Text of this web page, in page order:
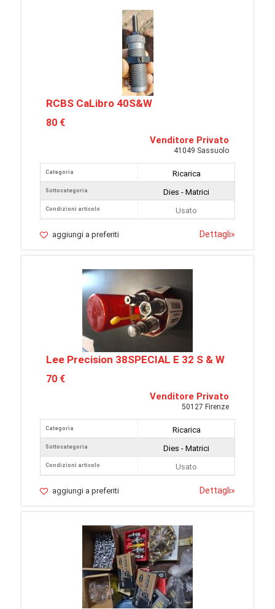
RCBS CaLibro 40S&W
80 €
Venditore Privato
41049 Sassuolo
Categoria
Sottocategoria
Condizioni articolo
Ricarica
Dies - Matrici
Usato
aggiungi a preferiti Dettagli»
Lee Precision 38SPECIAL E 32 S & W
70 €
Venditore Privato
50127 Firenze
Categoria
Sottocategoria
Condizioni articolo
Ricarica
Dies - Matrici
Usato
aggiungi a preferiti Dettagli»